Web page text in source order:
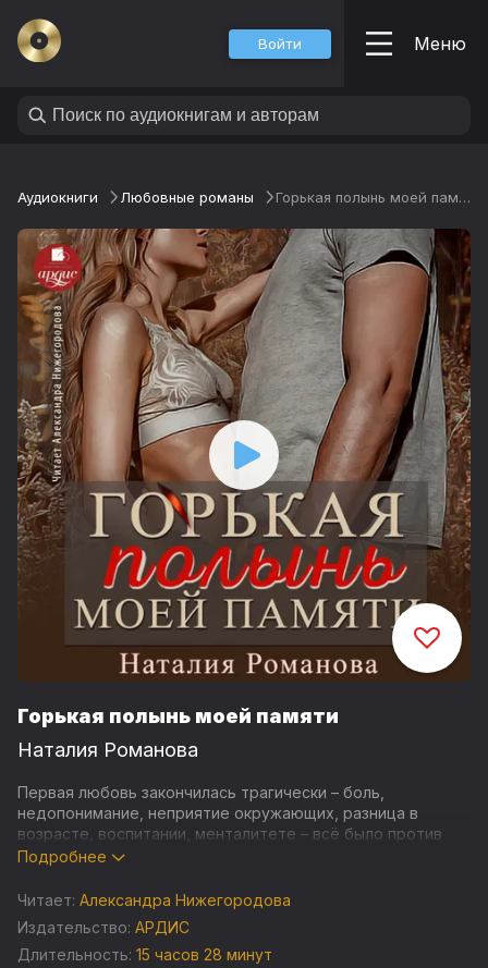
Войти Меню
Аудиокниги Любовные романы Горькая полынь моей памяти
Горькая полынь моей памяти
Наталия Романова
Первая любовь закончилась трагически – боль,
недопонимание, неприятие окружающих, разница в
возрасте, воспитании, менталитете – всё было против
молодых супругов. Теперь герои повзрослели. Что ждёт
забылись, но и врозь быть уже невозможно. Какую тайну
которую так и не смог забыть?
Подробнее
Читает: Александра Нижегородова
Издательство: АРДИС
Длительность: 15 часов 28 минут